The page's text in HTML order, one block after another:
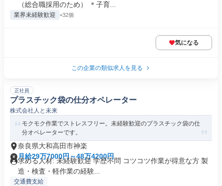
（総合職採用のため） ＊子育...
業界未経験歓迎 +32個
気になる
この企業の類似求人を見る
正社員
プラスチック袋の仕分オペレーター
株式会社人と未来
モクモク作業でストレスフリー。未経験歓迎のプラスチック袋の仕
分オペレーターです。
奈良県大和高田市神楽
月給29万7000円～48万4200円
求める人材: 未経験歓迎 学歴不問 コツコツ作業が得意な方 製
造・検査・軽作業の経験...
交通費支給